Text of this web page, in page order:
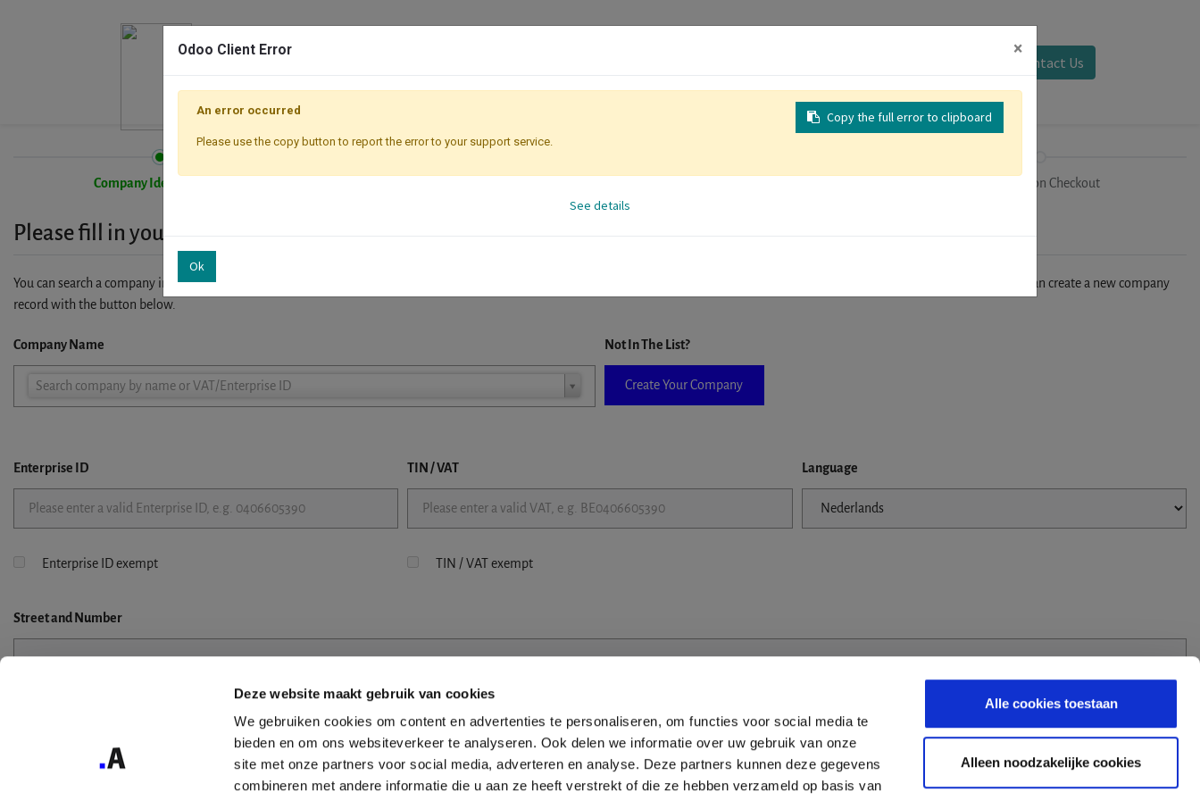
Deze website maakt gebruik van cookies
We gebruiken cookies om content en advertenties te personaliseren, om functies voor social media te
bieden en om ons websiteverkeer te analyseren. Ook delen we informatie over uw gebruik van onze
site met onze partners voor social media, adverteren en analyse. Deze partners kunnen deze gegevens
combineren met andere informatie die u aan ze heeft verstrekt of die ze hebben verzameld op basis van
Alle cookies toestaan
Alleen noodzakelijke cookies
Contact Us
Company Identification Registration Checkout
Please fill in your company details
You can search a company in our database by name, VAT or enterprise ID. When a company is selected it will auto-complete the form. If you don't find your company in our database, you can create a new company
record with the button below.
Company Name
Search company by name or VAT/Enterprise ID
Company
Not In The List?
Create Your Company
Enterprise ID TIN / VAT Language
Enterprise ID exempt TIN / VAT exempt
Streetand Number
Odoo Client Error ×
Copy the full error to clipboard
An error occurred
Please use the copy button to report the error to your support service.
See details
Ok